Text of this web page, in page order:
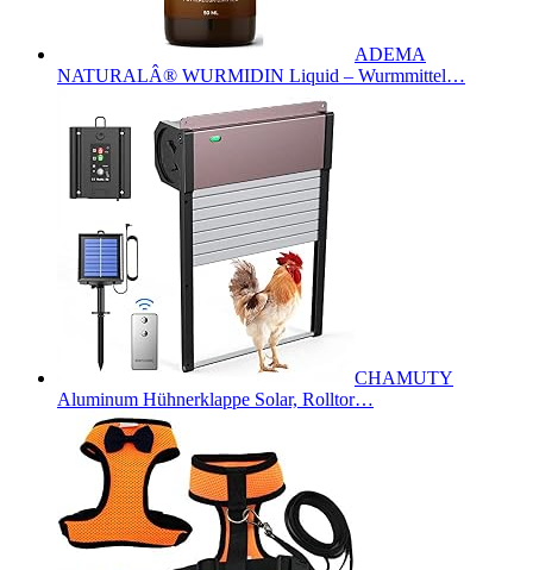
ADEMA
NATURALÂ® WURMIDIN Liquid – Wurmmittel…
CHAMUTY
Aluminum Hühnerklappe Solar, Rolltor…